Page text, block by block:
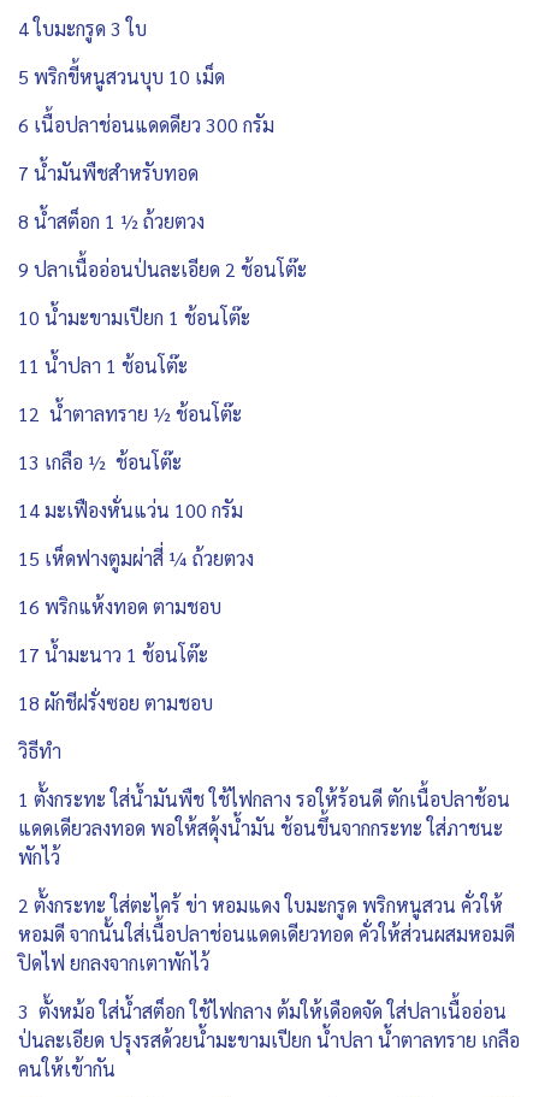
4 ใบมะกรูด 3 ใบ
5 พริกขี้หนูสวนบุบ 10 เม็ด
6 เนื้อปลาช่อนแดดดียว 300 กรัม
7 น้ำมันพืชสำหรับทอด
8 น้ำสต็อก 1 ½ ถ้วยตวง
9 ปลาเนื้ออ่อนป่นละเอียด 2 ช้อนโต๊ะ
10 น้ำมะขามเปียก 1 ช้อนโต๊ะ
11 น้ำปลา 1 ช้อนโต๊ะ
12 น้ำตาลทราย ½ ช้อนโต๊ะ
13 เกลือ ½ ช้อนโต๊ะ
14 มะเฟืองหั่นแว่น 100 กรัม
15 เห็ดฟางตูมผ่าสี่ ¼ ถ้วยตวง
16 พริกแห้งทอด ตามชอบ
17 น้ำมะนาว 1 ช้อนโต๊ะ
18 ผักชีฝรั่งซอย ตามชอบ
วิธีทำ
1 ตั้งกระทะ ใส่น้ำมันพืช ใช้ไฟกลาง รอให้ร้อนดี ตักเนื้อปลาช้อน
แดดเดียวลงทอด พอให้สดุ้งน้ำมัน ช้อนขึ้นจากกระทะ ใส่ภาชนะ
พักไว้
2 ตั้งกระทะ ใส่ตะไคร้ ข่า หอมแดง ใบมะกรูด พริกหนูสวน คั่วให้
หอมดี จากนั้นใส่เนื้อปลาช่อนแดดเดียวทอด คั่วให้ส่วนผสมหอมดี
ปิดไฟ ยกลงจากเตาพักไว้
3 ตั้งหม้อ ใส่น้ำสต็อก ใช้ไฟกลาง ต้มให้เดือดจัด ใส่ปลาเนื้ออ่อน
ป่นละเอียด ปรุงรสด้วยน้ำมะขามเปียก น้ำปลา น้ำตาลทราย เกลือ
คนให้เข้ากัน